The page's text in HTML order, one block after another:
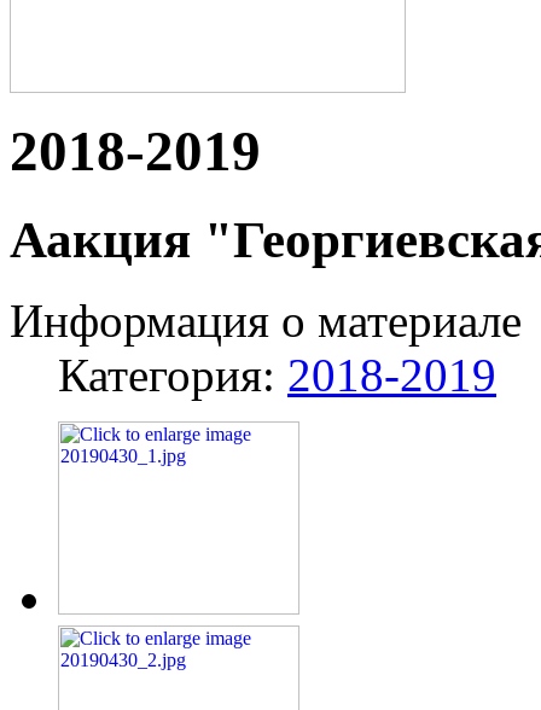
2018-2019
Аакция
Информация о материале
Категория: 2018-2019